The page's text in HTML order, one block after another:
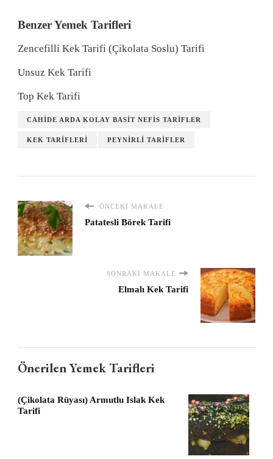
Benzer Yemek Tarifleri
Zencefilli Kek Tarifi (Çikolata Soslu) Tarifi
Unsuz Kek Tarifi
Top Kek Tarifi
CAHIDE ARDA KOLAY BASIT NEFIS TARIFLER
KEK TARIFLERI PEYNIRLI TARIFLER
ÖNCEKI MAKALE
Patatesli Börek Tarifi
SONRAKI MAKALE
Elmalı Kek Tarifi
Önerilen Yemek Tarifleri
(Çikolata Rüyası) Armutlu Islak Kek
Tarifi